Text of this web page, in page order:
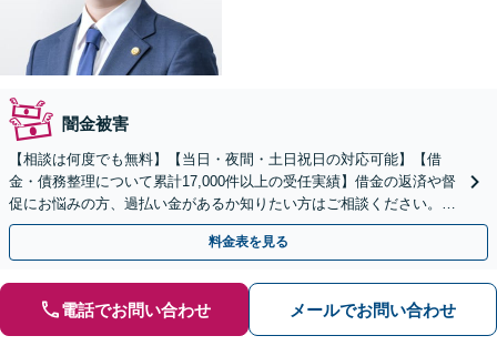
闇金被害
【相談は何度でも無料】【当日・夜間・土日祝日の対応可能】【借
金・債務整理について累計17,000件以上の受任実績】借金の返済や督
促にお悩みの方、過払い金があるか知りたい方はご相談ください。ベ
ストな解決策を提案いたします。
料金表を見る
電話でお問い合わせ メールでお問い合わせ